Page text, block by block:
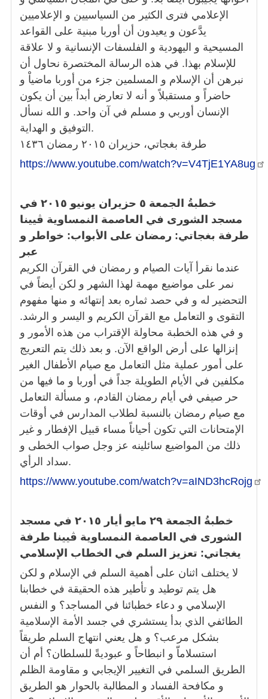
الإعلامي فترى الكثير من السياسيين و الإعلاميين
يدَّعون و يعيدون أن أوربا مبنية على القواعد
المسيحية و اليهودية و الفلسفات الإنسانية و لا علاقة
للإسلام بهذا. في هذه الرسالة المختصرة نحاول أن
نبرهن أن الإسلام و المسلمين جزء من أوربا ماضياْ و
حاضراً و مستقبلاً و أنه لا تعارض أبداً بين أن يكون
الإنسان أوربي و مسلم في آن واحد. و الله نسأل
التوفيق و الهداية.
طرفة بغجاتي، حزيران ٢٠١٥ رمضان ١٤٣٦
https://www.youtube.com/watch?v=V4TjE1YA8ug
خطبةُ الجمعة ٥ حزيران يونيو ٢٠١٥ في
طرفة بغجاتي: رمضان على الأبواب: خواطر و
عبر
عندما نقرأ آيات الصيام و رمضان في القرآن الكريم
نمر على مواضيع مهمة لهذا الشهر و لكن أيضاً في
التحضير له و في حصد ثماره بعد إنتهائه و منها مفهوم
التقوى و التعامل مع القرآن الكريم و اليسر و الرشد.
و في هذه الخطبة محاولة الإقتراب من هذه الأمور و
إنزالها على أرض الواقع الآن. و بعد ذلك يتم التعريج
على أمور عملية مثل التعامل مع صيام الأطفال الغير
مكلفين في الأيام الطويلة جداً في أوربا و ما فيها من
حر صيفي في أيام رمضان القادم، و مسألة التعامل
مع صيام رمضان بالنسبة لطلاب المدارس في أوقات
الإمتحانات التي تكون أحياناً مساء قبيل الإفطار و غير
ذلك من المواضيع سائلينه عز وجل صواب الخطى و
سداد الرأي.
https://www.youtube.com/watch?v=aIND3hcRojg
خطبةُ الجمعة ٢٩ مايو أيار ٢٠١٥ في مسجد
الشورى في العاصمة النمساوية ڤيينا طرفة
يغجاتي: تعزيز السلم في الخطاب الإسلامي
لا يختلف اثنان على أهمية السلم في الإسلام و لكن
هل يتم توطيد و تأطير هذه الحقيقة في خطابنا
الإسلامي و دعاء خطبائنا في المساجد؟ و النفس
الطائفي الذي بدأ يستشري في جسد الأمة الإسلامية
بشكل مرعب؟ و هل يعني انتهاج السلم طريقاً
استسلاماّ و انبطاحاً و عبوديةً للسلطان؟ أم أن
الطريق السلمي في التغيير الإيجابي و مقاومة الظلم
و مكافحة الفساد و المطالبة بالحوار هو الطريق